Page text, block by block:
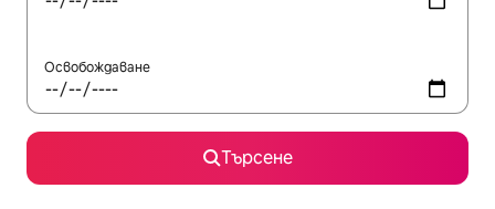
Освобождаване
Търсене